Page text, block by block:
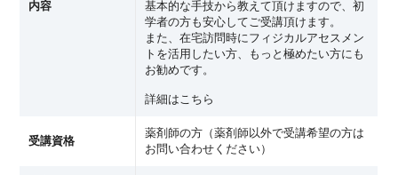
内容
基本的な手技から教えて頂けますので、初
学者の方も安心してご受講頂けます。
また、在宅訪問時にフィジカルアセスメン
トを活用したい方、もっと極めたい方にも
お勧めです。
詳細はこちら
受講資格
薬剤師の方（薬剤師以外で受講希望の方は
お問い合わせください）